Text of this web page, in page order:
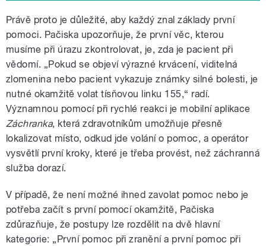
Právě proto je důležité, aby každý znal základy první
pomoci. Pačiska upozorňuje, že první věc, kterou
musíme při úrazu zkontrolovat, je, zda je pacient při
vědomí. „Pokud se objeví výrazné krvácení, viditelná
zlomenina nebo pacient vykazuje známky silné bolesti, je
nutné okamžitě volat tísňovou linku 155,“ radí.
Významnou pomocí při rychlé reakci je mobilní aplikace
Záchranka, která zdravotníkům umožňuje přesně
lokalizovat místo, odkud jde volání o pomoc, a operátor
vysvětlí první kroky, které je třeba provést, než záchranná
služba dorazí.
V případě, že není možné ihned zavolat pomoc nebo je
potřeba začít s první pomocí okamžitě, Pačiska
zdůrazňuje, že postupy lze rozdělit na dvě hlavní
kategorie: „První pomoc při zranění a první pomoc při